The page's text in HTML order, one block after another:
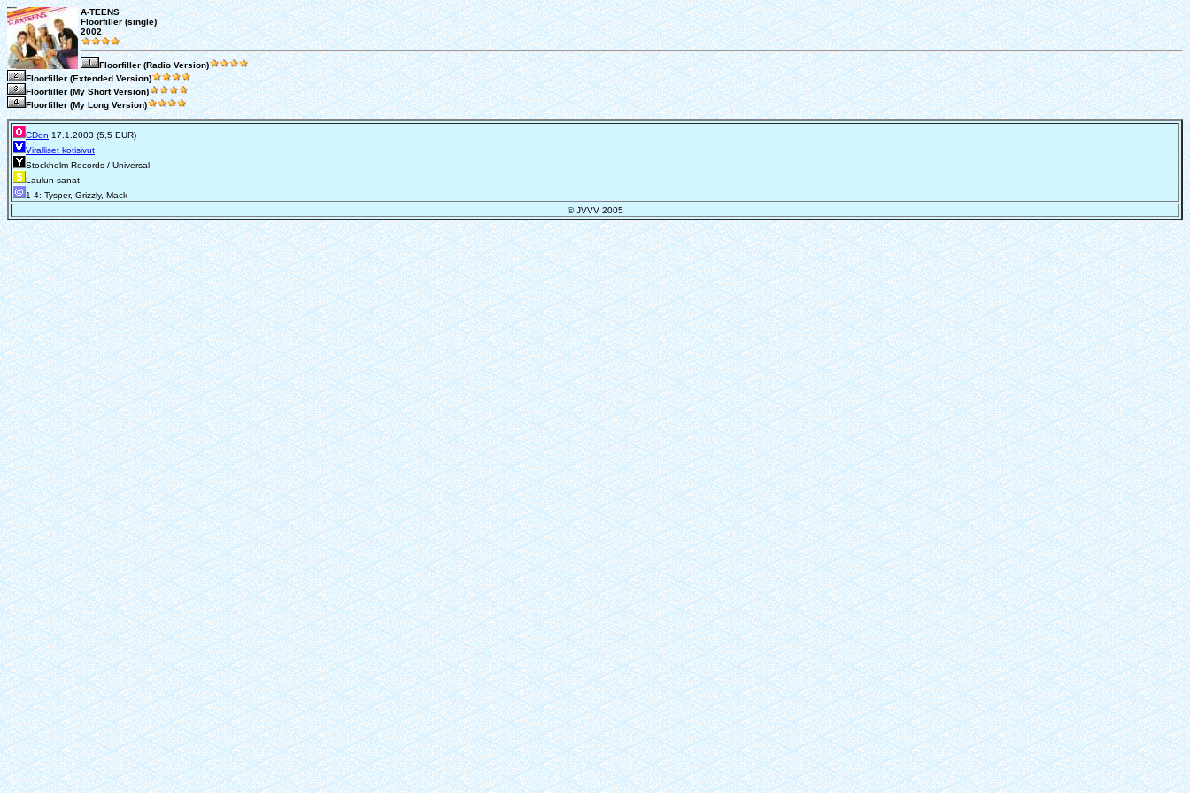
A-TEENS
Floorfiller (single)
2002
Floorfiller (Radio Version)
Floorfiller (Extended Version)
Floorfiller (My Short Version)
Floorfiller (My Long Version)
CDon 17.1.2003 (5,5 EUR)
Viralliset kotisivut
Stockholm Records / Universal
Laulun sanat
1-4: Tysper, Grizzly, Mack
© JVVV 2005